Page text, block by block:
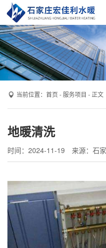
当前位置： 首页- 服务项目 - 正文
地暖清洗
时间：2024-11-19 来源：石